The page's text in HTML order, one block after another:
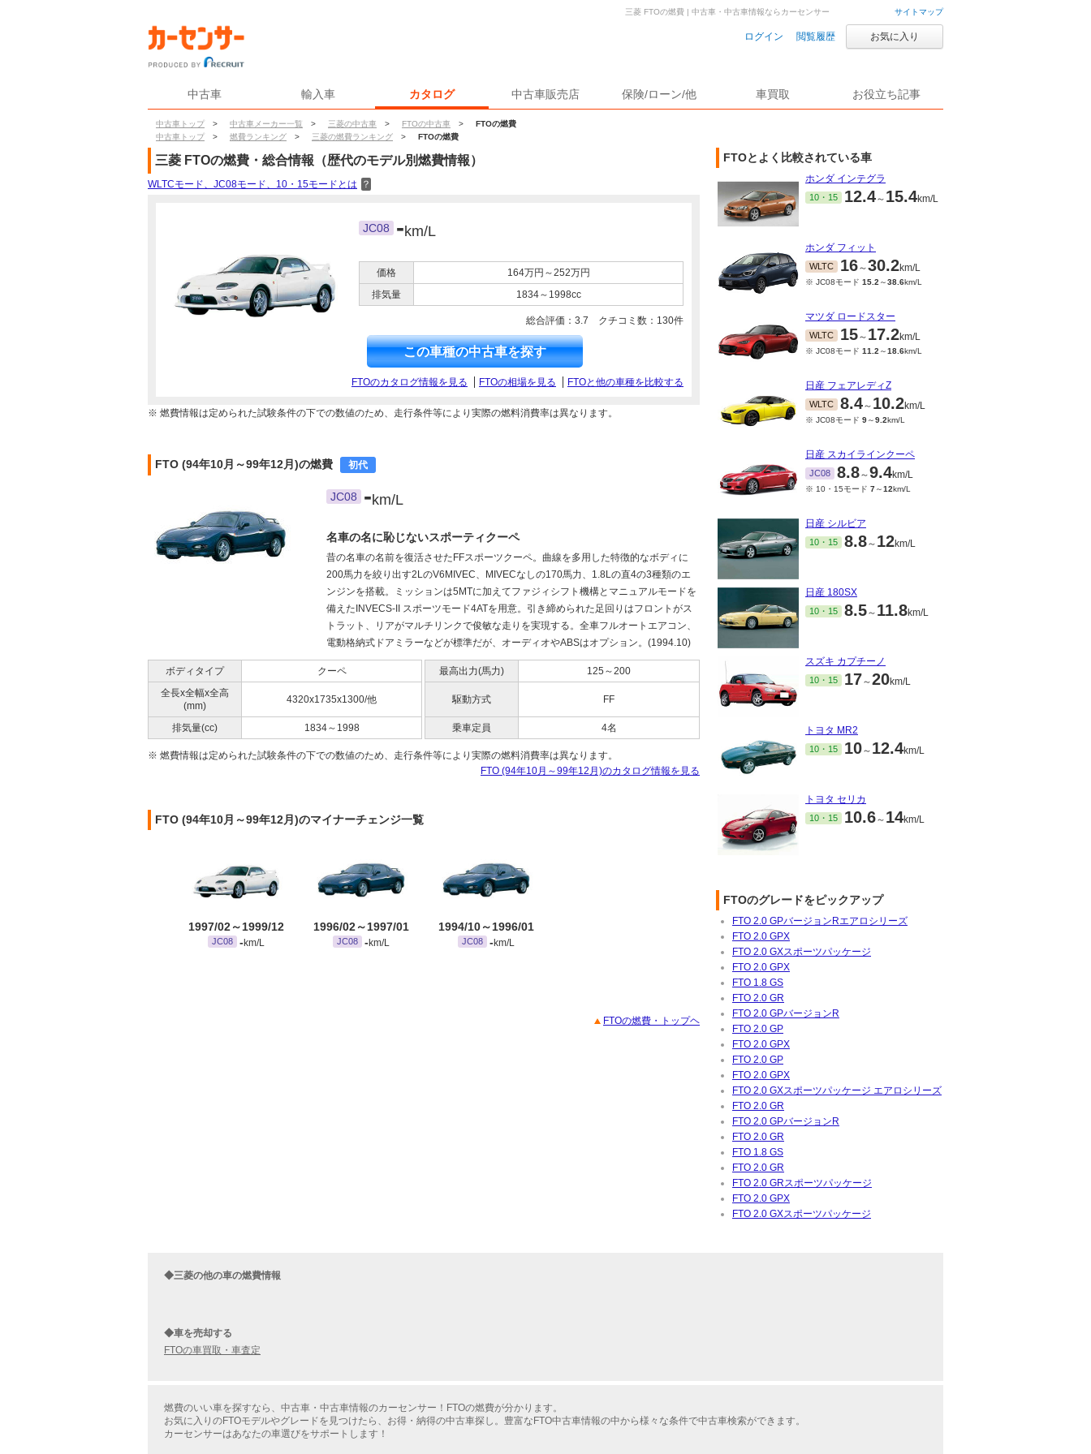
サイトマップ
ログイン 閲覧履歴 お気に入り
中古車 輸入車 カタログ 中古車販売店 保険/ローン/他 車買取 お役立ち記事
中古車トップ > 中古車メーカー一覧 > 三菱の中古車 > FTOの中古車 >
FTOの燃費
中古車トップ
> 燃費ランキング > 三菱の燃費ランキング > FTOの燃費
三菱 FTOの燃費 | 中古車・中古車情報ならカーセンサー
三菱 FTOの燃費・総合情報（歴代のモデル別燃費情報）
WLTCモード、JC08モード、10・15モードとは ？
JC08 -km/L
価格
164万円～252万円
排気量
1834～1998cc
総合評価： 3.7 クチコミ数： 130件
この車種の中古車を探す
FTOのカタログ情報を見る FTOの相場を見る FTOと他の車種を比較する
※ 燃費情報は定められた試験条件の下での数値のため、走行条件等により実際の燃料消費率は異なります。
FTO (94年10月～99年12月)の燃費 初代
JC08 -km/L
名車の名に恥じないスポーティクーペ
昔の名車の名前を復活させたFFスポーツクーペ。曲線を多用した特徴的なボディに
200馬力を絞り出す2LのV6MIVEC、MIVECなしの170馬力、1.8Lの直4の3種類のエ
ンジンを搭載。ミッションは5MTに加えてファジィシフト機構とマニュアルモードを
備えたINVECS-II スポーツモード4ATを用意。引き締められた足回りはフロントがス
トラット、リアがマルチリンクで俊敏な走りを実現する。全車フルオートエアコン、
電動格納式ドアミラーなどが標準だが、オーディオやABSはオプション。(1994.10)
ボディタイプ クーペ 最高出力(馬力)
125～200
全長x全幅x全高
(mm)
4320x1735x1300/他 駆動方式 FF
排気量(cc) 1834～1998 乗車定員 4名
※ 燃費情報は定められた試験条件の下での数値のため、走行条件等により実際の燃料消費率は異なります。
FTO (94年10月～99年12月)のカタログ情報を見る
FTO (94年10月～99年12月)のマイナーチェンジ一覧
1997/02～1999/12
JC08 - km/L
1996/02～1997/01
JC08 - km/L
1994/10～1996/01
JC08 - km/L
FTOの燃費・トップヘ
FTOとよく比較されている車
ホンダ インテグラ
10・15 12.4～ 15.4km/L
ホンダ フィット
WLTC 16～30.2km/L
※ JC08モード 15.2 ～38.6km/L
マツダ ロードスター
WLTC 15～ 17.2km/L
※ JC08モード 11.2 ～18.6km/L
日産 フェアレディZ
WLTC 8.4～ 10.2km/L
※ JC08モード 9～9.2km/L
日産 スカイラインクーペ
JC08 8.8～9.4km/L
※ 10・15モード 7～12km/L
日産 シルビア
10・15 8.8～ 12km/L
日産 180SX
10・15 8.5～ 11.8km/L
スズキ カプチーノ
10・15 17～20km/L
トヨタ MR2
10・15 10～ 12.4km/L
トヨタ セリカ
10・15 10.6～ 14km/L
FTOのグレードをピックアップ
FTO 2.0 GPバージョンRエアロシリーズ
FTO 2.0 GPX
FTO 2.0 GXスポーツパッケージ
FTO 2.0 GPX
FTO 1.8 GS
FTO 2.0 GR
FTO 2.0 GPバージョンR
FTO 2.0 GP
FTO 2.0 GPX
FTO 2.0 GP
FTO 2.0 GPX
FTO 2.0 GXスポーツパッケージ エアロシリーズ
FTO 2.0 GR
FTO 2.0 GPバージョンR
FTO 2.0 GR
FTO 1.8 GS
FTO 2.0 GR
FTO 2.0 GRスポーツパッケージ
FTO 2.0 GPX
FTO 2.0 GXスポーツパッケージ
◆三菱の他の車の燃費情報
◆車を売却する
FTOの車買取・車査定
燃費のいい車を探すなら、中古車・中古車情報のカーセンサー！FTOの燃費が分かります。
お気に入りのFTOモデルやグレードを見つけたら、お得・納得の中古車探し。豊富なFTO中古車情報の中から様々な条件で中古車検索ができます。
カーセンサーはあなたの車選びをサポートします！